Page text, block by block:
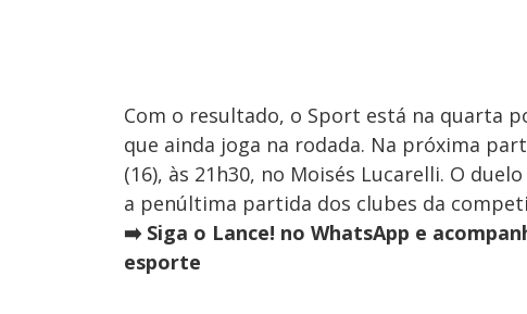
Com o resultado, o Sport está na quarta
que ainda joga na rodada. Na próxima
(16), às 21h30, no Moisés Lucarelli. O
a penúltima partida dos clubes da
➡️ Siga o Lance! no WhatsApp e
esporte